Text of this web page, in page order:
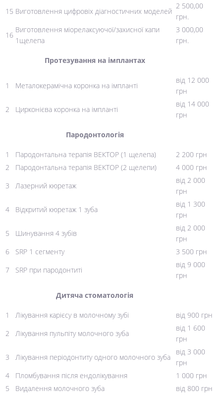
15 Виготовлення цифровіх діагностичних моделей
2 500,00
грн.
16
Виготовлення міорелаксуючої/захисної капи
1щелепа
3 000,00
грн.
Протезування на імплантах
1 Металокерамічна коронка на імпланті
від 12 000
грн
2
Цирконієва коронка на імпланті
від 14 000
грн
Пародонтологія
1 Пародонтальна терапія ВЕКТОР (1 щелепа)
2 200 грн
2
Пародонтальна терапія ВЕКТОР (2 щелепи)
4 000 грн
3
Лазерний кюретаж
від 2 000
грн
4
Відкритий кюретаж 1 зуба
від 1 300
грн
5
Шинування 4 зубів
від 2 000
грн
6
SRP 1 сегменту
3 500 грн
7
SRP при пародонтиті
від 9 000
грн
Дитяча стоматологія
1 Лікування карієсу в молочному зубі
від 900 грн
2
Лікування пульпіту молочного зуба
від 1 600
грн
3
Лікування періодонтиту одного молочного зуба
від 3 000
грн
4
Пломбування після ендолікування
1 000 грн
5
Видалення молочного зуба від 800 грн